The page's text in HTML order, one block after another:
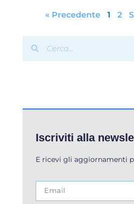
« Precedente 1 2
Iscriviti alla
E ricevi gli aggiornamenti